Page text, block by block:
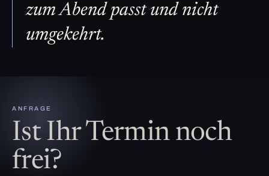
zum Abend passt und nicht
umgekehrt.
ANFRAGE
Ist Ihr Termin noch
frei?